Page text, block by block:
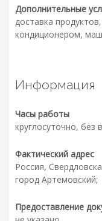
Дополнительные
доставка
кондиционером,
Информация
Часы работы
круглосуточно, без
Фактический адрес
Россия,
город Артемовский;
Предоставление